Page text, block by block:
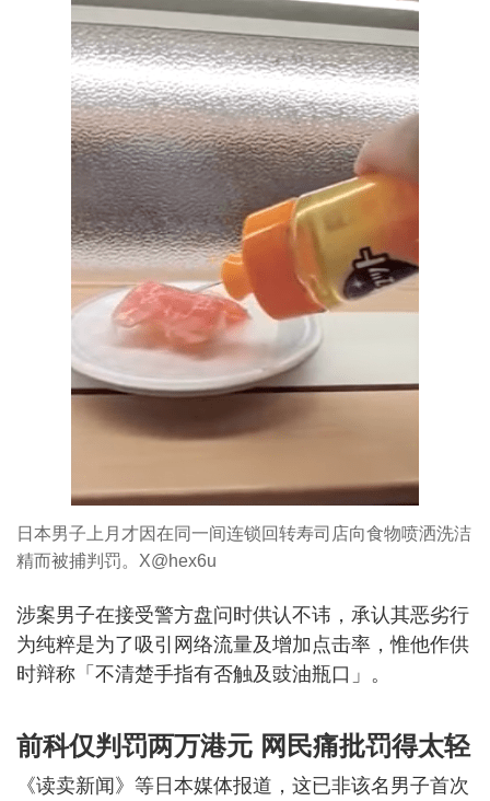
日本男子上月才因在同一间连锁回转寿司店向食物喷洒洗洁
精而被捕判罚。X@hex6u
涉案男子在接受警方盘问时供认不讳，承认其恶劣行
为纯粹是为了吸引网络流量及增加点击率，惟他作供
时辩称「不清楚手指有否触及豉油瓶口」。
前科仅判罚两万港元 网民痛批罚得太轻
《读卖新闻》等日本媒体报道，这已非该名男子首次